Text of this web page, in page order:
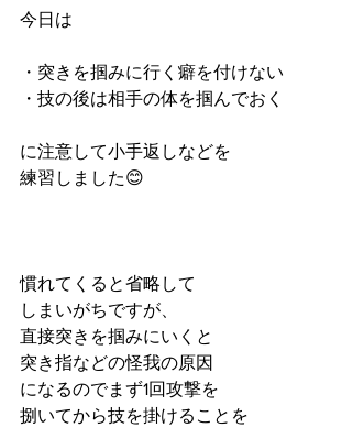
今日は
・突きを掴みに行く癖を付けない
・技の後は相手の体を掴んでおく
に注意して小手返しなどを
練習しました😊
慣れてくると省略して
しまいがちですが、
直接突きを掴みにいくと
突き指などの怪我の原因
になるのでまず1回攻撃を
捌いてから技を掛けることを